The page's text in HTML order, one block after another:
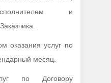
и
оказания услуг по
месяц.
по Договору